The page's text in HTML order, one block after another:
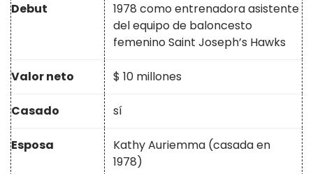
Debut
1978 como entrenadora asistente
del equipo de baloncesto
femenino Saint Joseph’s Hawks
Valor neto $ 10 millones
Casado sí
Esposa
Kathy Auriemma (casada en
1978)